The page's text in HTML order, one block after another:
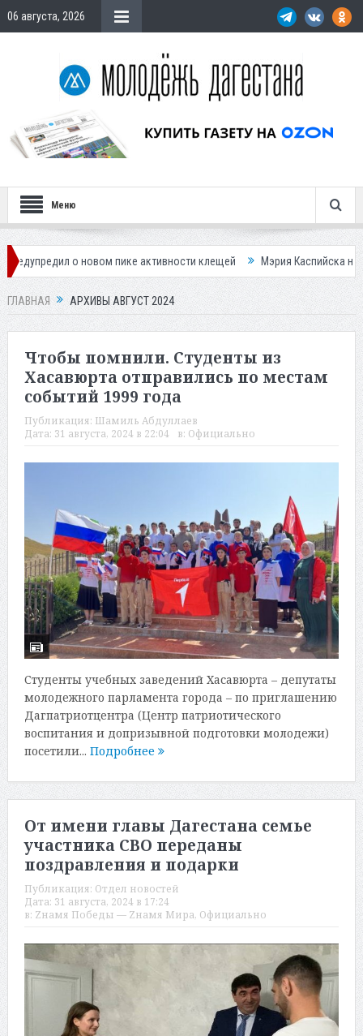
06 августа, 2026
Меню
пике активности клещей Мэрия Каспийска назвала причину
ГЛАВНАЯ АРХИВЫ АВГУСТ 2024
Чтобы помнили. Студенты из
Хасавюрта отправились по местам
событий 1999 года
Публикация: Шамиль Абдуллаев
Дата: 31 августа, 2024 в 22:04 в: Официально
Студенты учебных заведений Хасавюрта – депутаты
молодежного парламента города – по приглашению
Дагпатриотцентра (Центр патриотического
воспитания и допризывной подготовки молодежи)
посетили... Подробнее
От имени главы Дагестана семье
участника СВО переданы
поздравления и подарки
Публикация: Отдел новостей
Дата: 31 августа, 2024 в 17:24
в: Zнамя Победы — Zнамя Мира, Официально